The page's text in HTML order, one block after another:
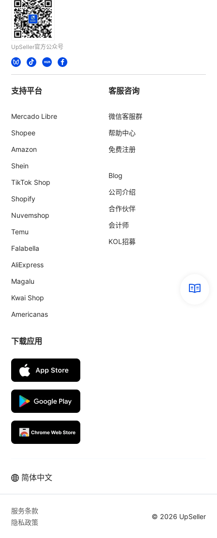
UpSeller官方公众号
支持平台
Mercado Libre
Shopee
Amazon
Shein
TikTok Shop
Shopify
Nuvemshop
Temu
Falabella
AliExpress
Magalu
Kwai Shop
Americanas
客服咨询
微信客服群
帮助中心
免费注册
Blog
公司介绍
合作伙伴
会计师
KOL招募
下载应用
简体中文
服务条款
隐私政策
© 2026 UpSeller